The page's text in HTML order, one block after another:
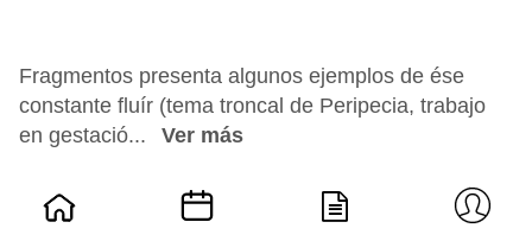
Fragmentos presenta algunos ejemplos de ése
constante fluír (tema troncal de Peripecia, trabajo
en gestació...
Ver más